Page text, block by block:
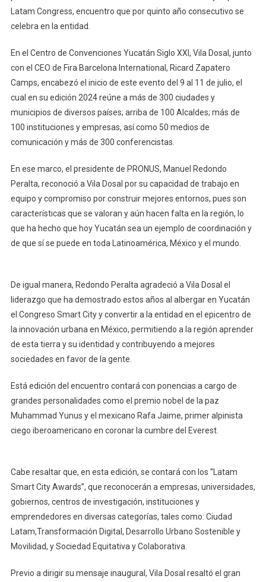
Y
América
Latina,
City
Expo
Latam
Latam Congress, encuentro que por quinto año consecutivo se
celebra en la entidad.
En el Centro de Convenciones Yucatán Siglo XXI, Vila Dosal, junto
con el CEO de Fira Barcelona International, Ricard Zapatero
Camps, encabezó el inicio de este evento del 9 al 11 de julio, el
cual en su edición 2024 reúne a más de 300 ciudades y
municipios de diversos países; arriba de 100 Alcaldes; más de
100 instituciones y empresas, así como 50 medios de
comunicación y más de 300 conferencistas.
En ese marco, el presidente de PRONUS, Manuel Redondo
Peralta, reconoció a Vila Dosal por su capacidad de trabajo en
equipo y compromiso por construir mejores entornos, pues son
características que se valoran y aún hacen falta en la región, lo
que ha hecho que hoy Yucatán sea un ejemplo de coordinación y
de que sí se puede en toda Latinoamérica, México y el mundo.
De igual manera, Redondo Peralta agradeció a Vila Dosal el
liderazgo que ha demostrado estos años al albergar en Yucatán
el Congreso Smart City y convertir a la entidad en el epicentro de
la innovación urbana en México, permitiendo a la región aprender
de esta tierra y su identidad y contribuyendo a mejores
sociedades en favor de la gente.
Está edición del encuentro contará con ponencias a cargo de
grandes personalidades como el premio nobel de la paz
Muhammad Yunus y el mexicano Rafa Jaime, primer alpinista
ciego iberoamericano en coronar la cumbre del Everest.
Cabe resaltar que, en esta edición, se contará con los “Latam
Smart City Awards”, que reconocerán a empresas, universidades,
gobiernos, centros de investigación, instituciones y
emprendedores en diversas categorías, tales como: Ciudad
Latam,Transformación Digital, Desarrollo Urbano Sostenible y
Movilidad, y Sociedad Equitativa y Colaborativa.
Previo a dirigir su mensaje inaugural, Vila Dosal resaltó el gran